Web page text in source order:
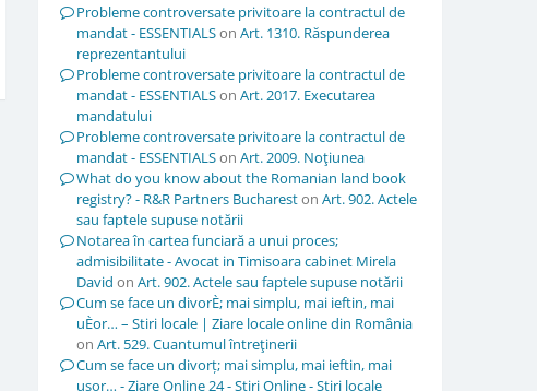
Probleme controversate privitoare la contractul de
mandat - ESSENTIALSon Art. 1310. Răspunderea
reprezentantului
Probleme controversate privitoare la contractul de
mandat - ESSENTIALSon Art. 2017. Executarea
mandatului
Probleme controversate privitoare la contractul de
mandat - ESSENTIALSon Art. 2009. Noţiunea
What do you know about the Romanian land book
registry? - R&R Partners Buchareston Art. 902. Actele
sau faptele supuse notării
Notarea în cartea funciară a unui proces;
admisibilitate - Avocat in Timisoara cabinet Mirela
David on Art. 902. Actele sau faptele supuse notării
Cum se face un divorÈ; mai simplu, mai ieftin, mai
uÈor… – Stiri locale | Ziare locale online din România
on Art. 529. Cuantumul întreţinerii
Cum se face un divorț; mai simplu, mai ieftin, mai
ușor… - Ziare Online 24 - Stiri Online - Stiri locale